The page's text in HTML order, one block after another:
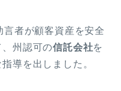
者が顧客資産を安全
州認可の信託会社を
導を出しました。